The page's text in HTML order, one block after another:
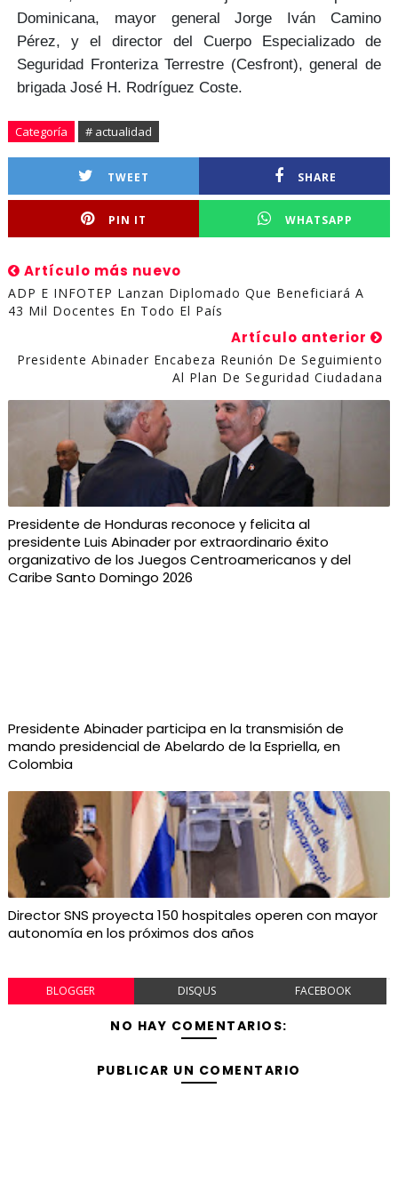
Dominicana, mayor general Jorge Iván Camino
Pérez, y el director del Cuerpo Especializado de
Seguridad Fronteriza Terrestre (Cesfront),general de
brigada José H. Rodríguez Coste.
Categoría # actualidad
TWEET SHARE
PIN IT WHATSAPP
Artículo más nuevo
ADP E INFOTEP Lanzan Diplomado Que Beneficiará A
43 Mil Docentes En Todo El País
Artículo anterior
Presidente Abinader Encabeza Reunión De Seguimiento
Al Plan De Seguridad Ciudadana
Presidente de Honduras reconoce y felicita al
presidente Luis Abinader por extraordinario éxito
organizativo de los Juegos Centroamericanos y del
Caribe Santo Domingo 2026
Presidente Abinader participa en la transmisión de
mando presidencial de Abelardo de la Espriella, en
Colombia
Director SNS proyecta 150 hospitales operen con mayor
autonomía en los próximos dos años
BLOGGER DISQUS FACEBOOK
NO HAY COMENTARIOS:
PUBLICAR UN COMENTARIO